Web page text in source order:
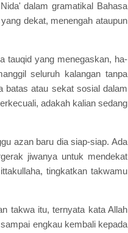
dalam gramatikal Bahasa
dekat, menengah ataupun
tauqid yang menegaskan, ha-
seluruh kalangan tanpa
batas atau sekat sosial dalam
adakah kalian sedang
azan baru dia siap-siap. Ada
jiwanya untuk mendekat
tingkatkan takwamu
takwa itu, ternyata kata Allah
engkau kembali kepada